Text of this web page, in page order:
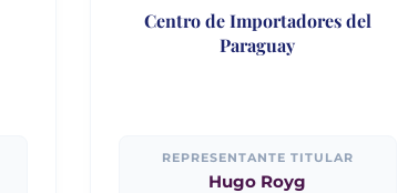
Centro de Importadores del
Paraguay
REPRESENTANTE TITULAR
Hugo Royg